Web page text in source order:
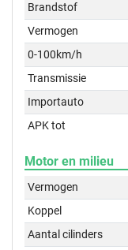
Brandstof
Vermogen
0-100km/h
Transmissie
Importauto
APK tot
Motor en milieu
Vermogen
Koppel
Aantal cilinders